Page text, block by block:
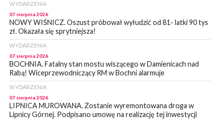
WYDARZENIA
07 sierpnia 2026
NOWY WIŚNICZ. Oszust próbował wyłudzić od 81- latki 90 tys
zł. Okazała się sprytniejsza!
WYDARZENIA
07 sierpnia 2026
BOCHNIA. Fatalny stan mostu wiszącego w Damienicach nad
Rabą! Wiceprzewodniczący RM w Bochni alarmuje
WYDARZENIA
07 sierpnia 2026
LIPNICA MUROWANA. Zostanie wyremontowana droga w
Lipnicy Górnej. Podpisano umowę na realizację tej inwestycji